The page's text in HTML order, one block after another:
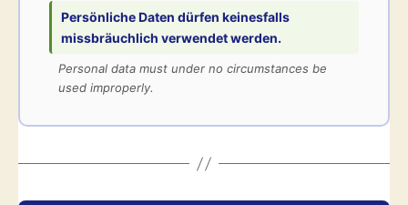
Persönliche Daten dürfen keinesfalls
missbräuchlich verwendet werden.
Personal data must under no circumstances be
used improperly.